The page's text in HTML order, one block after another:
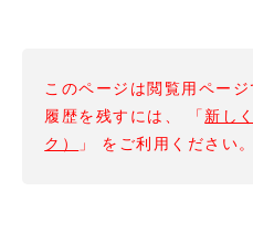
このページは閲覧用ページ
履歴を残すには、 「 新し
ク）
」 をご利用ください。